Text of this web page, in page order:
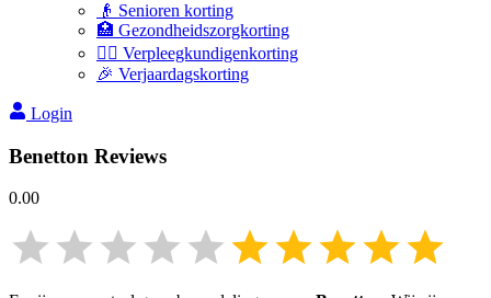
👴 Senioren korting
🏥 Gezondheidszorgkorting
👩‍⚕️ Verpleegkundigenkorting
🎉 Verjaardagskorting
Login
Benetton Reviews
0.00